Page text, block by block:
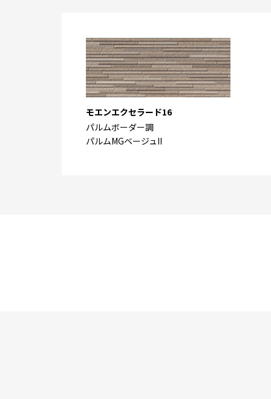
モエンエクセラード16
パルムボーダー調
パルムMGベージュII